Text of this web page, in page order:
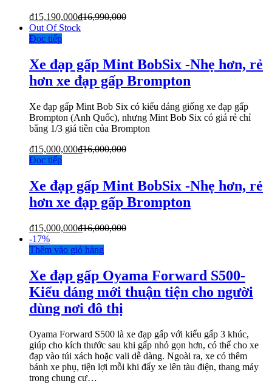
₫15,190,000₫16,990,000
Out Of Stock
Đọc tiếp
Xe đạp gấp Mint BobSix -Nhẹ hơn, rẻ
hơn xe đạp gấp Brompton
Xe đạp gấp Mint Bob Six có kiểu dáng giống xe đạp gấp
Brompton (Anh Quốc), nhưng Mint Bob Six có giá rẻ chỉ
bằng 1/3 giá tiền của Brompton
₫15,000,000₫16,000,000
Đọc tiếp
Xe đạp gấp Mint BobSix -Nhẹ hơn, rẻ
hơn xe đạp gấp Brompton
₫15,000,000₫16,000,000
-17%
Thêm vào giỏ hàng
Xe đạp gấp Oyama Forward S500-
Kiểu dáng mới thuận tiện cho người
dùng nơi đô thị
Oyama Forward S500 là xe đạp gấp với kiểu gấp 3 khúc,
giúp cho kích thước sau khi gấp nhỏ gọn hơn, có thể cho xe
đạp vào túi xách hoặc vali dễ dàng. Ngoài ra, xe có thêm
bánh xe phụ, tiện lợi mỗi khi đẩy xe lên tàu điện, thang máy
trong chung cư…